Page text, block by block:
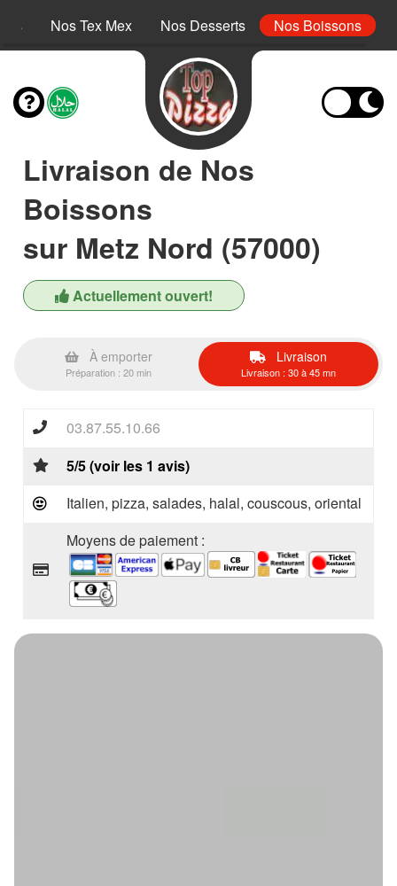
Nos Tex Mex Nos Desserts Nos Boissons
Livraison de Nos
Boissons
sur Metz Nord (57000)
Actuellement ouvert!
À emporter
Préparation : 20 min
Livraison
Livraison : 30 à 45 mn
03.87.55.10.66
5/5 (voir les 1 avis)
Italien, pizza, salades, halal, couscous, oriental
Moyens de paiement :